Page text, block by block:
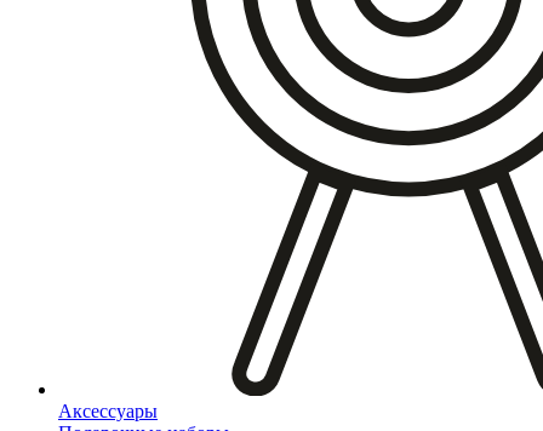
Аксессуары